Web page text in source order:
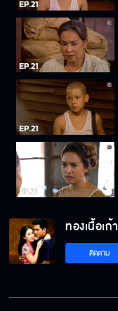
ทองเนื้อเก้า
ติดตาม